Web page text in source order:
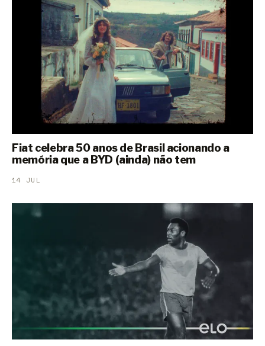
Fiat celebra 50 anos de Brasil acionando a
memória que a BYD (ainda) não tem
14 JUL